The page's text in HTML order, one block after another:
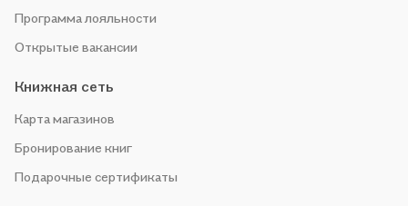
Программа лояльности
Открытые вакансии
Книжная сеть
Карта магазинов
Бронирование книг
Подарочные сертификаты